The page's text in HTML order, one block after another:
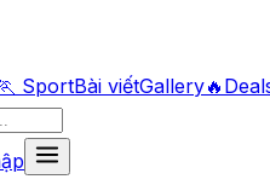
SportBài viếtGallery🔥